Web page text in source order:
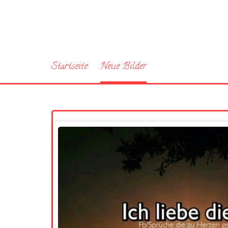
Startseite Neue Bilder